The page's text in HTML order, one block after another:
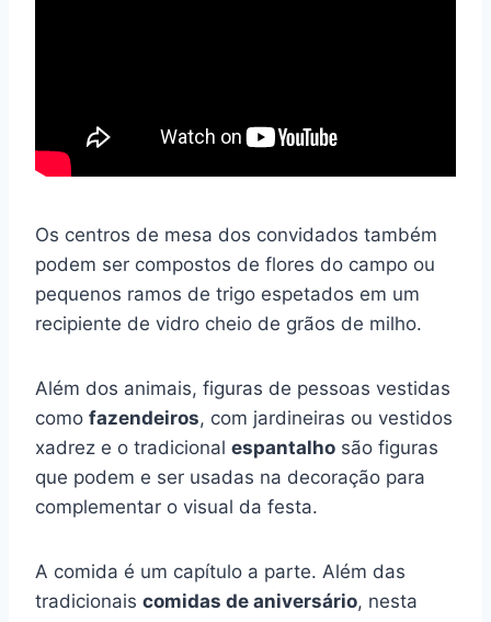
Os centros de mesa dos convidados também
podem ser compostos de flores do campo ou
pequenos ramos de trigo espetados em um
recipiente de vidro cheio de grãos de milho.
Além dos animais, figuras de pessoas vestidas
como fazendeiros, com jardineiras ou vestidos
xadrez e o tradicional espantalho são figuras
que podem e ser usadas na decoração para
complementar o visual da festa.
A comida é um capítulo a parte. Além das
tradicionais comidas de aniversário, nesta